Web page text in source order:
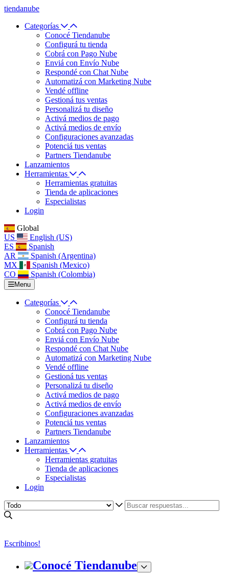
tiendanube
Categorías
Conocé Tiendanube
Configurá tu tienda
Cobrá con Pago Nube
Enviá con Envío Nube
Respondé con Chat Nube
Automatizá con Marketing Nube
Vendé offline
Gestioná tus ventas
Personalizá tu diseño
Activá medios de pago
Activá medios de envío
Configuraciones avanzadas
Potenciá tus ventas
Partners Tiendanube
Lanzamientos
Herramientas
Herramientas gratuitas
Tienda de aplicaciones
Especialistas
Login
Global
US
English (US)
ES
Spanish
AR
Spanish (Argentina)
MX
Spanish (Mexico)
CO
Spanish (Colombia)
Menu
Categorías
Conocé Tiendanube
Configurá tu tienda
Cobrá con Pago Nube
Enviá con Envío Nube
Respondé con Chat Nube
Automatizá con Marketing Nube
Vendé offline
Gestioná tus ventas
Personalizá tu diseño
Activá medios de pago
Activá medios de envío
Configuraciones avanzadas
Potenciá tus ventas
Partners Tiendanube
Lanzamientos
Herramientas
Herramientas gratuitas
Tienda de aplicaciones
Especialistas
Login
Escribinos!
Conocé Tiendanube